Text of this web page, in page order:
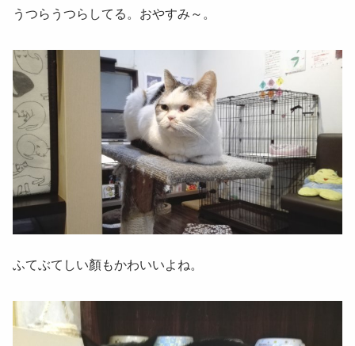
うつらうつらしてる。おやすみ～。
ふてぶてしい顏もかわいいよね。